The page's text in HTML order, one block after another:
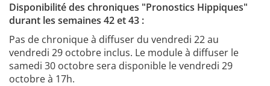
Disponibilité des chroniques "Pronostics Hippiques"
durant les semaines 42 et 43 :
Pas de chronique à diffuser du vendredi 22 au
vendredi 29 octobre inclus. Le module à diffuser le
samedi 30 octobre sera disponible le vendredi 29
octobre à 17h.